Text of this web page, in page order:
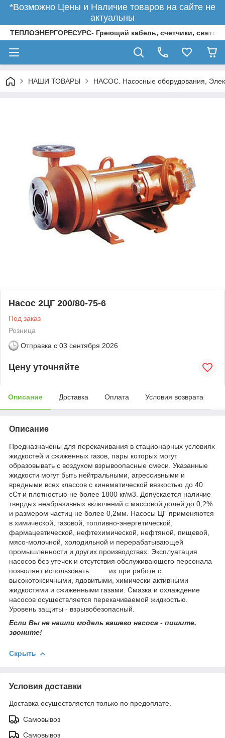
*Возможно Цены и Наличие товаров на сайте не
актуальны
ТЕПЛОЭНЕРГОРЕСУРС- Греющий кабель, счетчики,
НАШИ ТОВАРЫ НАСОС. Насосные оборудования,
Насос 2ЦГ 200/80-75-6
Под заказ
Розница
Отправка с 03 сентября 2026
Цену уточняйте
Описание Доставка Оплата Условия возврата
Описание
Предназначены для перекачивания в стационарных условиях
жидкостей и сжиженных газов, пары которых могут
образовывать с воздухом взрывоопасные смеси. Указанные
жидкости могут быть нейтральными, агрессивными и
вредными всех классов с кинематической вязкостью до 40
сСт и плотностью не более 1800 кг/м3. Допускается наличие
твердых неабразивных включений с массовой долей до 0,2%
и размером частиц не более 0,2мм. Насосы ЦГ применяются
в химической, газовой, топливно-энергетической,
фармацевтической, нефтехимической, нефтяной, пищевой,
мясо-молочной, холодильной и перерабатывающей
промышленности и других производствах. Эксплуатация
насосов без утечек и отсутствия обслуживающего персонала
позволяет использовать их при работе с
высокотоксичными, ядовитыми, химически активными
жидкостями и сжиженными газами. Смазка и охлаждение
насосов осуществляется перекачиваемой жидкостью.
Уровень защиты - взрывобезопасный.
Если Вы не нашли модель вашего насоса - пишите,
звоните!
Скрыть
Условия доставки
Доставка осуществляется только по предоплате.
Самовывоз
Самовывоз